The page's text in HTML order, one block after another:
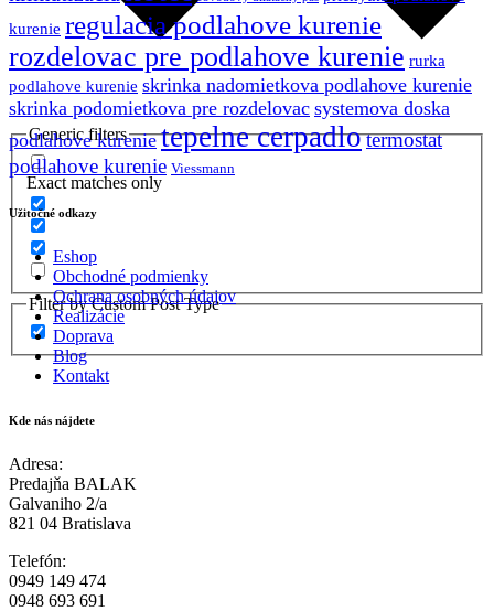
Generic filters
Exact matches only
Filter by Custom Post Type
kurenie regulacia podlahove kurenie
rozdelovac pre podlahove kurenie rurka
podlahove kurenie skrinka nadomietkova podlahove kurenie
skrinka podomietkova pre rozdelovac systemova doska
podlahove kurenie tepelne cerpadlotermostat
podlahove kurenie Viessmann
Užitočné odkazy
Eshop
Obchodné podmienky
Ochrana osobných údajov
Realizácie
Doprava
Blog
Kontakt
Kde nás nájdete
Adresa:
Predajňa BALAK
Galvaniho 2/a
821 04 Bratislava
Telefón:
0949 149 474
0948 693 691